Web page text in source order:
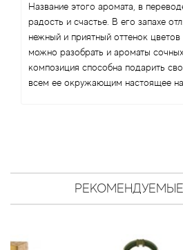
Название этого аромата, в
радость и счастье. В его запахе
нежный и приятный оттенок
можно разобрать и ароматы
композиция способна подарить
всем ее окружающим настоящее
Arabesque Perfumes
Aramis
Armand Basi